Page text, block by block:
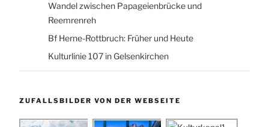
Wandel zwischen Papageienbrücke und
Reemrenreh
Bf Herne-Rottbruch: Früher und Heute
Kulturlinie 107 in Gelsenkirchen
ZUFALLSBILDER VON DER WEBSEITE